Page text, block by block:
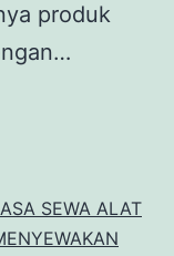
produk
SEWA ALAT